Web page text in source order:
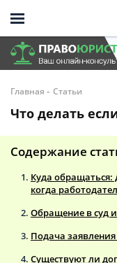
Главная - Статьи
Что делать
Содержание
Куда обращаться:
когда
Обращение в суд
Подача
Существуют ли